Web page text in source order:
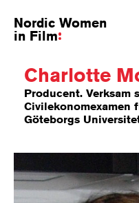
Nordic Women
in Film
Charlotte
Producent. Verksam
Civilekonomexamen
Göteborgs